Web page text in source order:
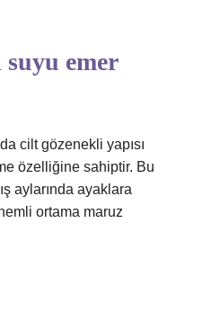
emer
cilt gözenekli yapısı
özelliğine sahiptir. Bu
aylarında ayaklara
ortama maruz